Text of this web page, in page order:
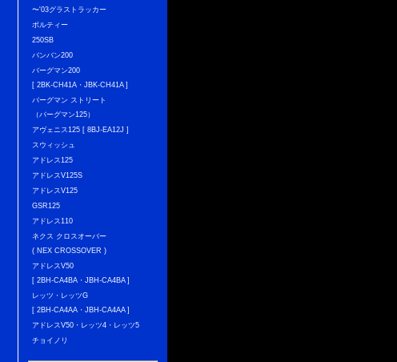
〜'03グラストラッカー
ボルティー
250SB
バンバン200
バーグマン200
[ 2BK-CH41A・JBK-CH41A ]
バーグマン ストリート
（バーグマン125）
アヴェニス125 [ 8BJ-EA12J ]
スウィッシュ
アドレス125
アドレスV125S
アドレスV125
GSR125
アドレス110
ネクス クロスオーバー
( NEX CROSSOVER )
アドレスV50
[ 2BH-CA4BA・JBH-CA4BA ]
レッツ・レッツG
[ 2BH-CA4AA・JBH-CA4AA ]
アドレスV50・レッツ4・レッツ5
チョイノリ